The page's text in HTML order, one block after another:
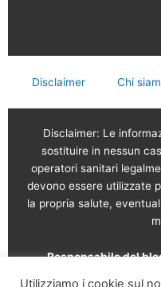
Disclaimer Chi
Disclaimer: Le
sostituire in nessun
operatori sanitari
devono essere utilizzate
la propria salute,
Responsabile del
Utilizziamo i cookie sul